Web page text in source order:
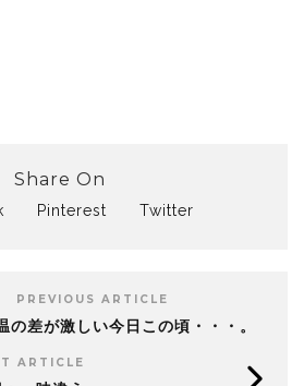
Share On
Pinterest Twitter
PREVIOUS ARTICLE
の差が激しい今日この頃・・・。
ARTICLE